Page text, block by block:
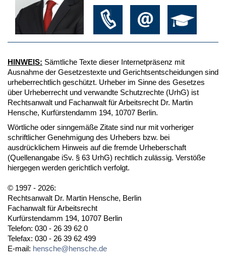
HINWEIS: Sämtliche Texte dieser Internetpräsenz mit
Ausnahme der Gesetzestexte und Gerichtsentscheidungen sind
urheberrechtlich geschützt. Urheber im Sinne des Gesetzes
über Urheberrecht und verwandte Schutzrechte (UrhG) ist
Rechtsanwalt und Fachanwalt für Arbeitsrecht Dr. Martin
Hensche, Kurfürstendamm 194, 10707 Berlin.
Wörtliche oder sinngemäße Zitate sind nur mit vorheriger
schriftlicher Genehmigung des Urhebers bzw. bei
ausdrücklichem Hinweis auf die fremde Urheberschaft
(Quellenangabe iSv. § 63 UrhG) rechtlich zulässig. Verstöße
hiergegen werden gerichtlich verfolgt.
© 1997 - 2026:
Rechtsanwalt Dr. Martin Hensche, Berlin
Fachanwalt für Arbeitsrecht
Kurfürstendamm 194, 10707 Berlin
Telefon: 030 - 26 39 62 0
Telefax: 030 - 26 39 62 499
E-mail: hensche@hensche.de